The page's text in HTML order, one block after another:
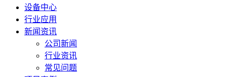
设备中心
行业应用
新闻资讯
公司新闻
行业资讯
常见问题